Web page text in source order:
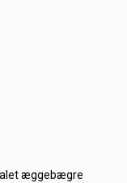
æggebægre